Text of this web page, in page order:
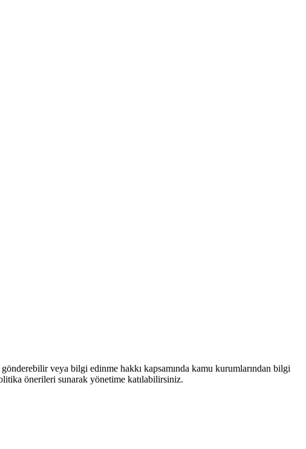
veya bilgi edinme hakkı kapsamında kamu kurumlarından bilgi
önerileri sunarak yönetime katılabilirsiniz.